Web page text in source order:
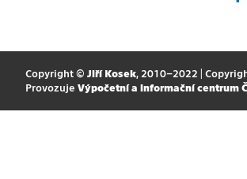
Copyright © Jiří Kosek, 2010–2022 |
Provozuje Výpočetní a informační centrum